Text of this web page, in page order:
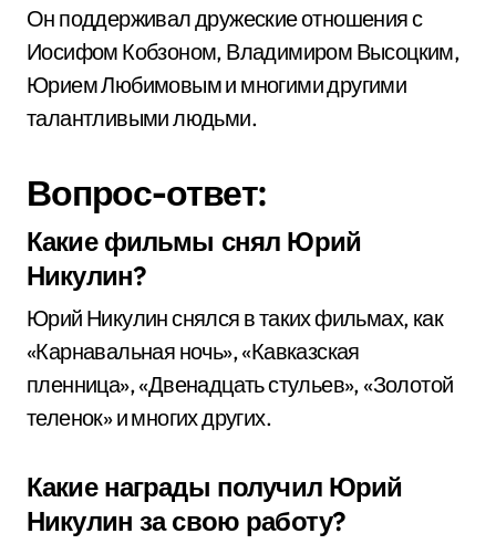
Он поддерживал дружеские отношения с
Иосифом Кобзоном, Владимиром Высоцким,
Юрием Любимовым и многими другими
талантливыми людьми.
Вопрос-ответ:
Какие фильмы снял Юрий
Никулин?
Юрий Никулин снялся в таких фильмах, как
«Карнавальная ночь», «Кавказская
пленница», «Двенадцать стульев», «Золотой
теленок» и многих других.
Какие награды получил Юрий
Никулин за свою работу?